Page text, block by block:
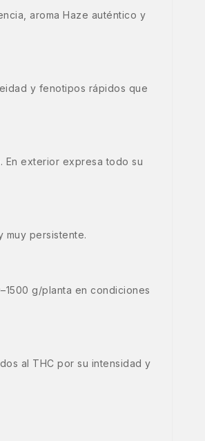
aroma Haze auténtico y
y fenotipos rápidos que
En exterior expresa todo su
muy persistente.
g/planta en condiciones
al THC por su intensidad y